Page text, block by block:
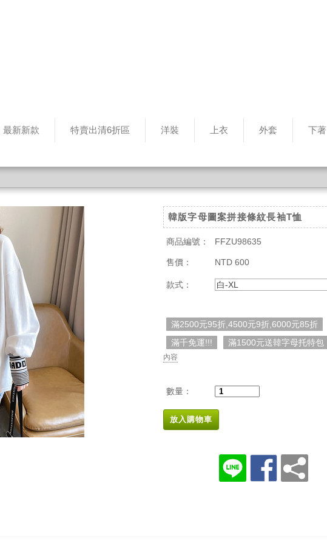
最新新款 特賣出清6折區 洋裝 上衣 外套 下著
韓版字母圖案拼接條紋長袖T恤
商品編號： FFZU98635
售價： NTD 600
款式： 白-XL
滿2500元95折,4500元9折,6000元85折
滿千免運!!!
滿1500元送韓字母托特包
內容
數量：
放入購物車